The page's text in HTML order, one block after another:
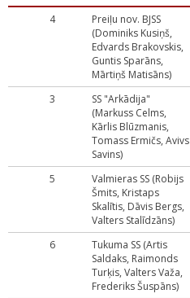
4
Preiļu nov. BJSS
(Dominiks Kusiņš,
Edvards Brakovskis,
Guntis Sparāns,
Mārtiņš Matisāns)
3
SS "Arkādija"
(Markuss Celms,
Kārlis Blūzmanis,
Tomass Ermičs, Avivs
Savins)
5
Valmieras SS (Robijs
Šmits, Kristaps
Skalītis, Dāvis Bergs,
Valters Stalīdzāns)
6
Tukuma SS (Artis
Saldaks, Raimonds
Turķis, Valters Važa,
Frederiks Šuspāns)